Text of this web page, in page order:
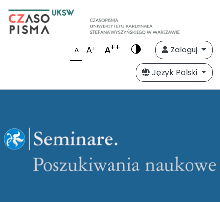
A A+ A++
Zaloguj
Język Polski